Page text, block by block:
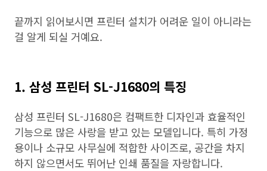
끝까지 읽어보시면 프린터 설치가 어려운 일이 아니라는
걸 알게 되실 거예요.
1. 삼성 프린터 SL-J1680의 특징
삼성 프린터 SL-J1680은 컴팩트한 디자인과 효율적인
기능으로 많은 사랑을 받고 있는 모델입니다. 특히 가정
용이나 소규모 사무실에 적합한 사이즈로, 공간을 차지
하지 않으면서도 뛰어난 인쇄 품질을 자랑합니다.